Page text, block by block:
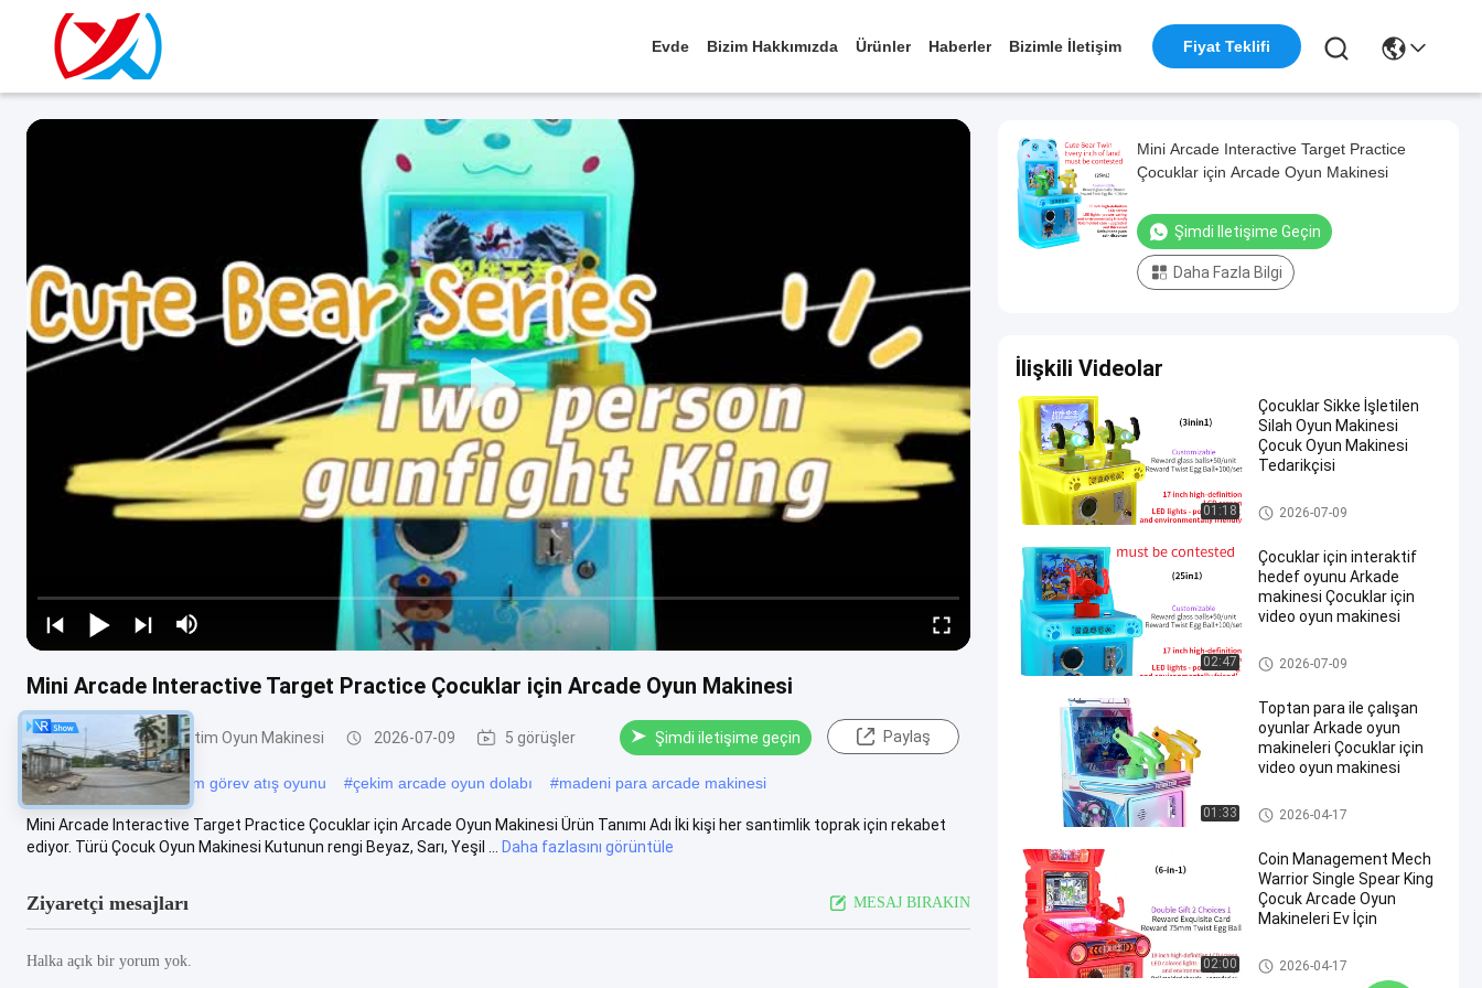
Evde Bizim Hakkımızda Ürünler Haberler Bizimle İletişim Fiyat Teklifi
Mini Arcade Interactive Target Practice Çocuklar için Arcade Oyun Makinesi
Çocuklar için Atış Eğitim Oyun Makinesi 2026-07-09 5 görüşler Şimdi iletişime geçin Paylaş
#Tek oyunculu muhteşem görev atış oyunu #çekim arcade oyun dolabı #madeni para arcade makinesi
Mini Arcade Interactive Target Practice Çocuklar için Arcade Oyun Makinesi Ürün Tanımı Adı İki kişi her santimlik toprak için rekabet
ediyor. Türü Çocuk Oyun Makinesi Kutunun rengi Beyaz, Sarı, Yeşil ...
Daha fazlasını görüntüle
Ziyaretçi mesajları MESAJ BIRAKIN
Halka açık bir yorum yok.
Mini Arcade Interactive Target Practice
Çocuklar için Arcade Oyun Makinesi
Şimdi Iletişime Geçin
Daha Fazla Bilgi
İlişkili Videolar
01:18
Çocuklar Sikke İşletilen
Silah Oyun Makinesi
Çocuk Oyun Makinesi
Tedarikçisi
Çocuklar için Atış Eğitim Oyun
Makinesi
2026-07-09
02:47
Çocuklar için interaktif
hedef oyunu Arkade
makinesi Çocuklar için
video oyun makinesi
Çocuklar için Atış Eğitim Oyun
Makinesi
2026-07-09
01:33
Toptan para ile çalışan
oyunlar Arkade oyun
makineleri Çocuklar için
video oyun makinesi
Çocuklar için Atış Eğitim Oyun
Makinesi
2026-04-17
02:00
Coin Management Mech
Warrior Single Spear King
Çocuk Arcade Oyun
Makineleri Ev İçin
Çocuklar için Atış Eğitim Oyun
Makinesi
2026-04-17